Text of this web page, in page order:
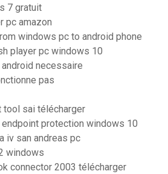
7 gratuit
pc amazon
windows pc to android phone
player pc windows 10
necessaire
pas
tool sai télécharger
protection windows 10
iv san andreas pc
windows
connector 2003 télécharger